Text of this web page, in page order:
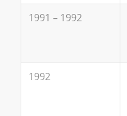
1991 – 1992
1992